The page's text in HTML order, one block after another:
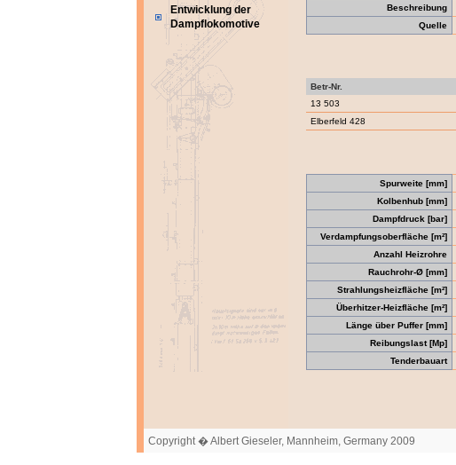
Entwicklung der
Dampflokomotive
Beschreibung
Quelle
Betr-Nr.
13 503
Elberfeld 428
Spurweite [mm]
Kolbenhub [mm]
Dampfdruck [bar]
Verdampfungsoberfläche [m²]
Anzahl Heizrohre
Rauchrohr-Ø [mm]
Strahlungsheizfläche [m²]
Überhitzer-Heizfläche [m²]
Länge über Puffer [mm]
Reibungslast [Mp]
Tenderbauart
Copyright � Albert Gieseler, Mannheim, Germany 2009